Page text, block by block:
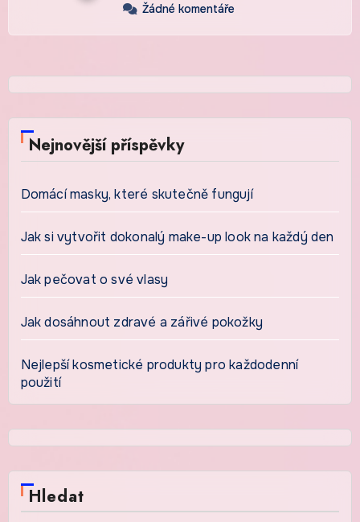
Žádné komentáře
Nejnovější příspěvky
Domácí masky, které skutečně fungují
Jak si vytvořit dokonalý make-up look na každý den
Jak pečovat o své vlasy
Jak dosáhnout zdravé a zářivé pokožky
Nejlepší kosmetické produkty pro každodenní
použití
Hledat